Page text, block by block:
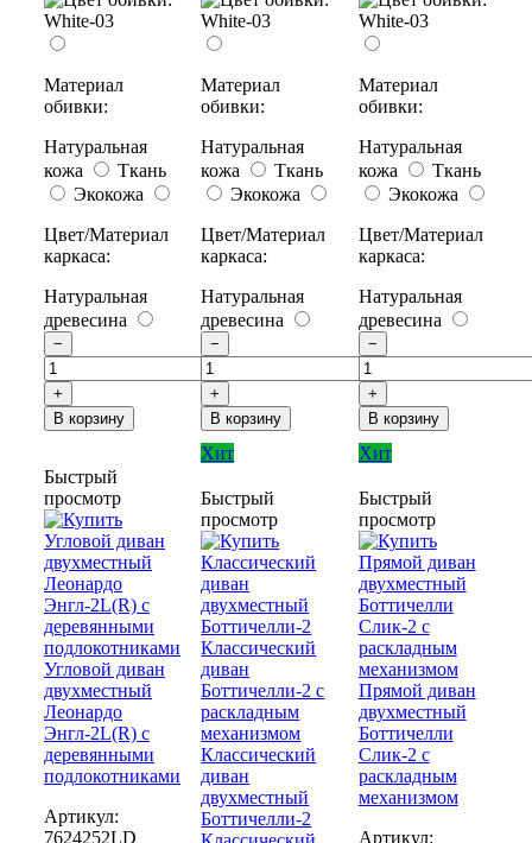
Материал
обивки:
Натуральная
кожа
Ткань
Экокожа
Цвет/Материал
каркаса:
Натуральная
древесина
−
+
В корзину
Материал
обивки:
Натуральная
кожа
Ткань
Экокожа
Цвет/Материал
каркаса:
Натуральная
древесина
−
+
В корзину
Материал
обивки:
Натуральная
кожа
Ткань
Экокожа
Цвет/Материал
каркаса:
Натуральная
древесина
−
+
В корзину
Быстрый
просмотр
Угловой диван
двухместный
Леонардо
Энгл-2L(R) с
деревянными
подлокотниками
Артикул:
7624252LD
Хит
Быстрый
просмотр
Классический
диван
двухместный
Боттичелли-2
Хит
Быстрый
просмотр
Прямой диван
двухместный
Боттичелли
Слик-2 с
раскладным
механизмом
Артикул: